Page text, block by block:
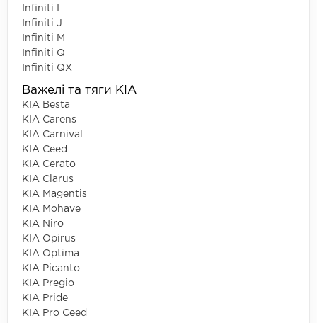
Infiniti I
Infiniti J
Infiniti M
Infiniti Q
Infiniti QX
Важелі та тяги KIA
KIA Besta
KIA Carens
KIA Carnival
KIA Ceed
KIA Cerato
KIA Clarus
KIA Magentis
KIA Mohave
KIA Niro
KIA Opirus
KIA Optima
KIA Picanto
KIA Pregio
KIA Pride
KIA Pro Ceed